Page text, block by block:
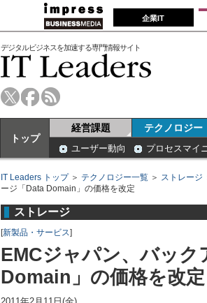
企業IT
デジタルビジネスを加速する専門情報サイト
トップ
経営課題 テクノロジー
ユーザー動向 プロセスマイ
IT Leaders トップ＞ テクノロジー一覧 ＞ ストレージ
ージ「Data Domain」の価格を改定
ストレージ
[新製品・サービス]
EMCジャパン、バッ
Domain」の価格を改定